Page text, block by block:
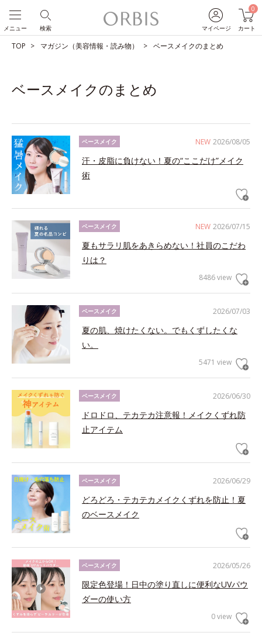
マイページ
0
カート
検索
メニュー
TOP マガジン（美容情報・読み物） ベースメイクのまとめ
ベースメイクのまとめ
NEW 2026/08/05
ベースメイク
汗・皮脂に負けない！夏の“ここだけ”メイク
術
NEW 2026/07/15
ベースメイク
夏もサラリ肌をあきらめない！社員のこだわ
りは？
8486 view
2026/07/03
ベースメイク
夏の肌、焼けたくない。でもくずしたくな
い。
5471 view
2026/06/30
ベースメイク
ドロドロ、テカテカ注意報！メイクくずれ防
止アイテム
2026/06/29
ベースメイク
どろどろ・テカテカメイクくずれを防止！夏
のベースメイク
2026/05/26
ベースメイク
限定色登場！日中の塗り直しに便利なUVパウ
ダーの使い方
0 view